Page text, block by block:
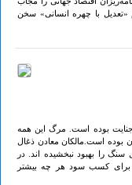
«تعدیل با چهره انسانی» سخن
جنایت بوده است. مرگ این همه
بوده است.مالکان معادن ذغال
را بهبود نبخشیده اند. در
کسب سود هر چه بیشتر